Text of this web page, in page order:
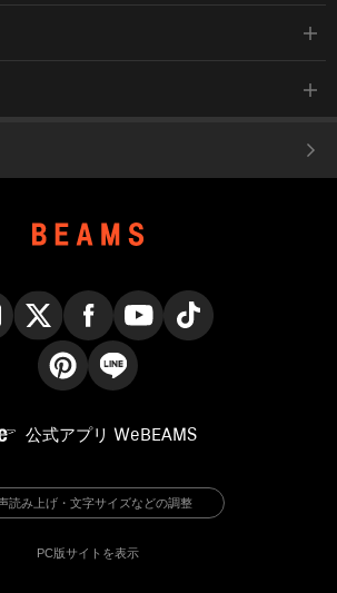
公式アプリ WeBEAMS
読み上げ・文字サイズなどの調整
PC版サイトを表示